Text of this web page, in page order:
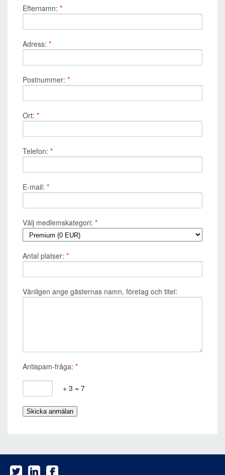
Efternamn: *
Adress: *
Postnummer: *
Ort: *
Telefon: *
E-mail: *
Välj medlemskategori: *
Antal platser: *
Vänligen ange gästernas namn, företag och titel:
Antispam-fråga: *
+ 3 = 7